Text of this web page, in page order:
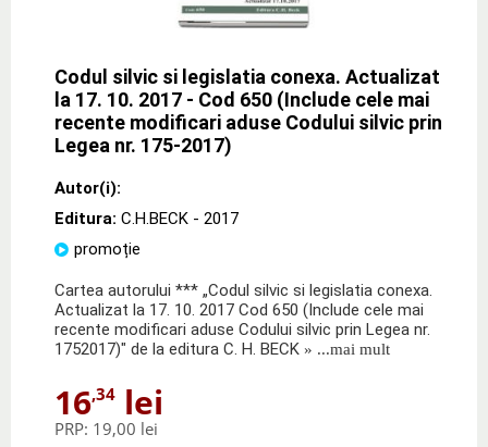
Codul silvic si legislatia conexa. Actualizat
la 17. 10. 2017 - Cod 650 (Include cele mai
recente modificari aduse Codului silvic prin
Legea nr. 175-2017)
Autor(i):
Editura: C.H.BECK - 2017
promoție
Cartea autorului *** „Codul silvic si legislatia conexa.
Actualizat la 17. 10. 2017 Cod 650 (Include cele mai
recente modificari aduse Codului silvic prin Legea nr.
1752017)" de la editura C. H. BECK » ...mai mult
16,34 lei
PRP: 19,00 lei